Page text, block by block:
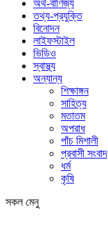
অর্থ-বাণিজ্য
তথ্য-প্রযুক্তি
বিনোদন
লাইফস্টাইল
ভিডিও
স্বাস্থ্য
অন্যান্য
শিক্ষাঙ্গন
সাহিত্য
মতাতম
অপরাধ
পাঁচ মিশালী
প্রবাসী সংবাদ
ধর্ম
কৃষি
সকল মেনু